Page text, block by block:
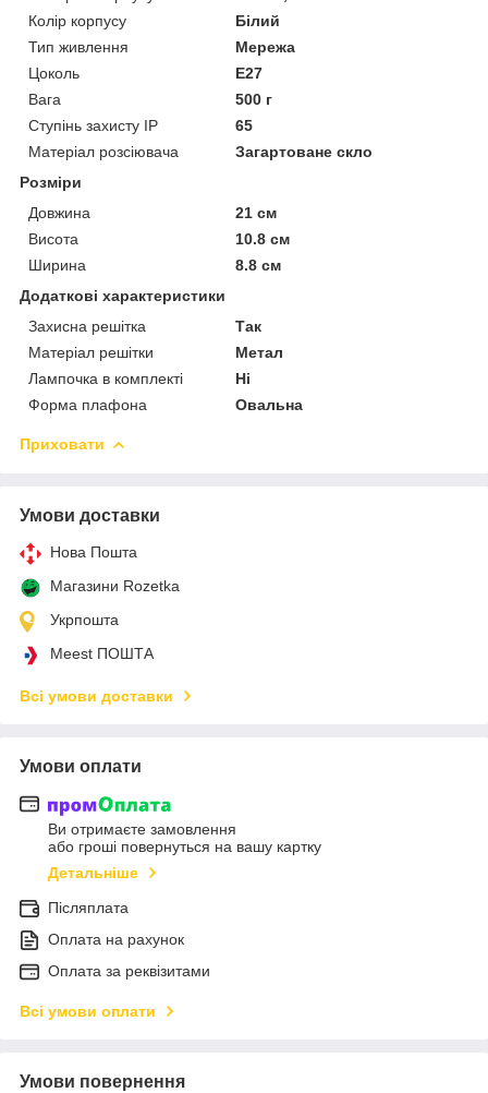
Колір корпусу
Білий
Тип живлення
Мережа
Цоколь
E27
Вага
500 г
Ступінь захисту IP
65
Матеріал розсіювача
Загартоване скло
Розміри
Довжина
21 см
Висота
10.8 см
Ширина
8.8 см
Додаткові характеристики
Захисна решітка
Так
Матеріал решітки
Метал
Лампочка в комплекті
Ні
Форма плафона
Овальна
Приховати
Умови доставки
Нова Пошта
Магазини Rozetka
Укрпошта
Meest ПОШТА
Всі умови доставки
Умови оплати
Ви отримаєте замовлення
або гроші повернуться на вашу картку
Детальніше
Післяплата
Оплата на рахунок
Оплата за реквізитами
Всі умови оплати
Умови повернення